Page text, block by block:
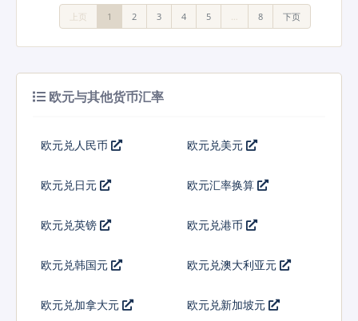
上页 1 2 3 4 5 … 8 下页
欧元与其他货币汇率
欧元兑人民币 欧元兑美元
欧元兑日元 欧元汇率换算
欧元兑英镑 欧元兑港币
欧元兑韩国元 欧元兑澳大利亚元
欧元兑加拿大元 欧元兑新加坡元